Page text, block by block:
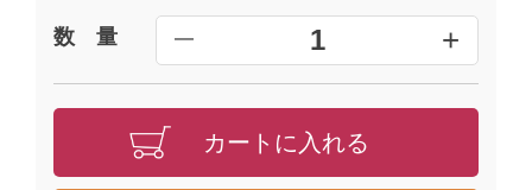
数 量 ━ 1 +
カートに入れる